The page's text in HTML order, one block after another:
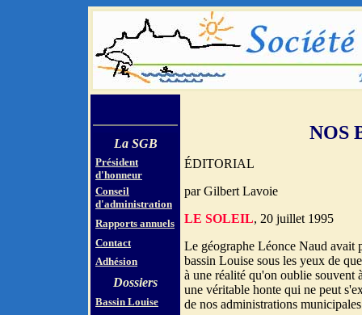
La SGB
Président
d'honneur
Conseil
d'administration
Rapports annuels
Contact
Adhésion
Dossiers
Bassin Louise
NOS
ÉDITORIAL
par Gilbert Lavoie
LE SOLEIL, 20 juillet 1995
Le géographe Léonce Naud avait
bassin Louise sous les yeux de
à une réalité qu'on oublie souvent
une véritable honte qui ne peut
de nos administrations municipales